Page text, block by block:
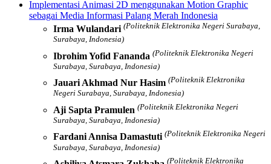
Implementasi Animasi 2D menggunakan Motion Graphic
sebagai Media Informasi Palang Merah Indonesia
Irma Wulandari (Politeknik Elektronika Negeri Surabaya,
Surabaya, Indonesia)
Ibrohim Yofid Fananda (Politeknik Elektronika Negeri
Surabaya, Surabaya, Indonesia)
Jauari Akhmad Nur Hasim (Politeknik Elektronika
Negeri Surabaya, Surabaya, Indonesia)
Aji Sapta Pramulen (Politeknik Elektronika Negeri
Surabaya, Surabaya, Indonesia)
Fardani Annisa Damastuti (Politeknik Elektronika Negeri
Surabaya, Surabaya, Indonesia)
(Politeknik Elektronika